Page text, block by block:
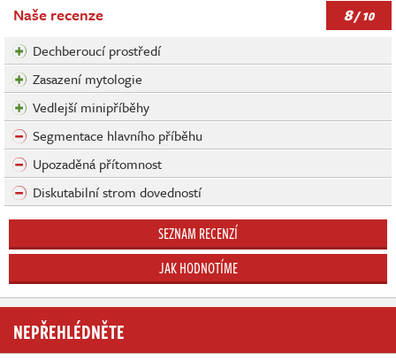
Naše recenze 8/ 10
Dechberoucí prostředí
Zasazení mytologie
Vedlejší minipříběhy
Segmentace hlavního příběhu
Upozaděná přítomnost
Diskutabilní strom dovedností
SEZNAM RECENZÍ
JAK HODNOTÍME
NEPŘEHLÉDNĚTE